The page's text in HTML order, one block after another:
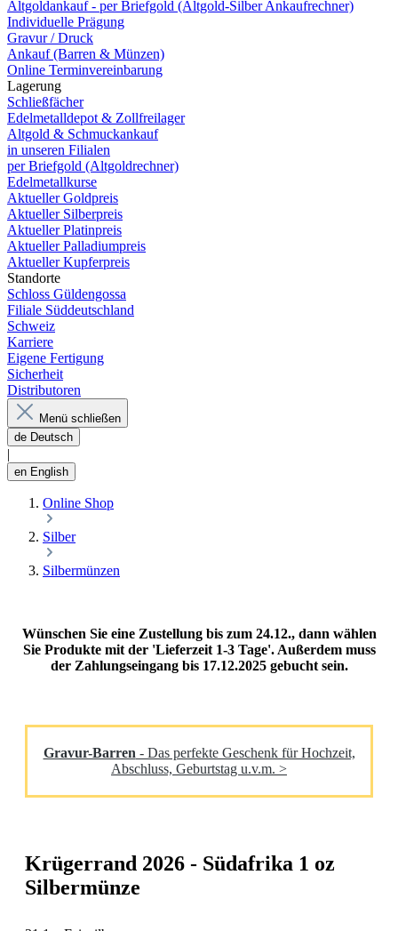
Altgoldankauf - per Briefgold (Altgold-Silber Ankaufrechner)
Individuelle Prägung
Gravur / Druck
Ankauf (Barren & Münzen)
Online Terminvereinbarung
Lagerung
Schließfächer
Edelmetalldepot & Zollfreilager
Altgold & Schmuckankauf
in unseren Filialen
per Briefgold (Altgoldrechner)
Edelmetallkurse
Aktueller Goldpreis
Aktueller Silberpreis
Aktueller Platinpreis
Aktueller Palladiumpreis
Aktueller Kupferpreis
Standorte
Schloss Güldengossa
Filiale Süddeutschland
Schweiz
Karriere
Eigene Fertigung
Sicherheit
Distributoren
Menü schließen
de Deutsch
en English
Online Shop
Silber
Silbermünzen
Wünschen Sie eine Zustellung bis zum 24.12., dann wählen
Sie Produkte mit der 'Lieferzeit 1-3 Tage'. Außerdem muss
der Zahlungseingang bis 17.12.2025 gebucht sein.
Gravur-Barren - Das perfekte Geschenk für Hochzeit,
Abschluss, Geburtstag u.v.m. >
Krügerrand 2026 - Südafrika 1 oz
Silbermünze